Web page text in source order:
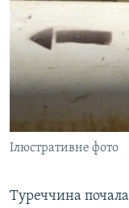
СПЕЦПРОЕКТИ
ДЕПОРТАЦІЯ
ВІДЕОУРОКИ
СВІДЧЕННЯ ОКУПАЦІЇ
УКРАЇНСЬКА
ІНФОГРАФІКА
ЯК ОБІЙТИ
Русский
Qırımtatar
ДОЛУЧАЙСЯ!
Ілюстративне фото
Туреччина